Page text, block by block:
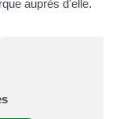
auprès d'elle.